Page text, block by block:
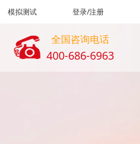
模拟测试 登录/注册
全国咨询电话
400-686-6963